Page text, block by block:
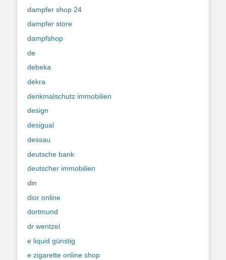
dampfer shop 24
dampfer store
dampfshop
de
debeka
dekra
denkmalschutz immobilien
design
desigual
dessau
deutsche bank
deutscher immobilien
din
dior online
dortmund
dr wentzel
e liquid günstig
e zigarette online shop